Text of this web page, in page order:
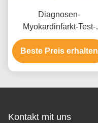
Diagnosen-
Myokardinfarkt-Test-
Kassette
Beste Preis erhalten
Kontakt mit uns